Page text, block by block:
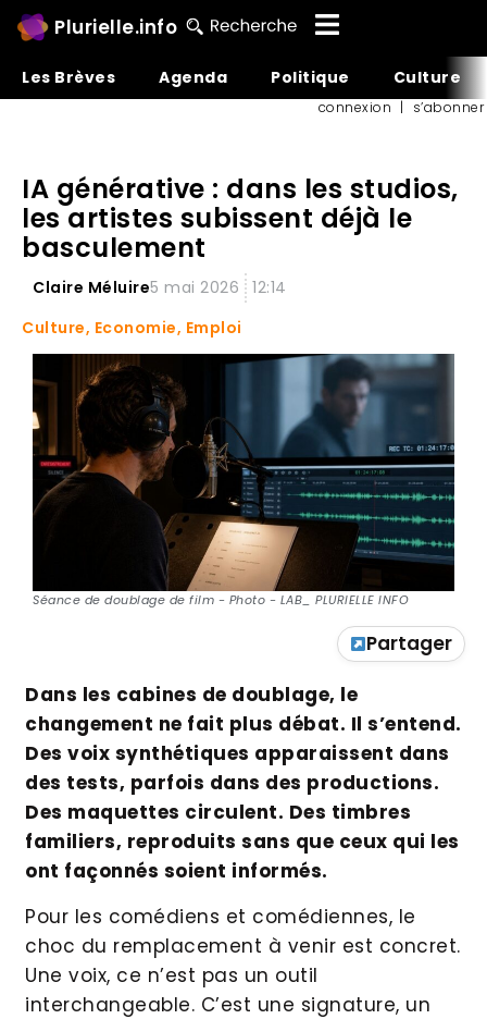
Plurielle.info
Les Brèves Agenda Politique Culture
connexion | s’abonner
IA générative : dans les studios,
les artistes subissent déjà le
basculement
Claire Méluire5 mai 2026
12:14
Culture, Economie, Emploi
Séance de doublage de film - Photo - LAB_ PLURIELLE INFO
Partager
Dans les cabines de doublage, le
changement ne fait plus débat. Il s’entend.
Des voix synthétiques apparaissent dans
des tests, parfois dans des productions.
Des maquettes circulent. Des timbres
familiers, reproduits sans que ceux qui les
ont façonnés soient informés.
Pour les comédiens et comédiennes, le
choc du remplacement à venir est concret.
Une voix, ce n’est pas un outil
interchangeable. C’est une signature, un